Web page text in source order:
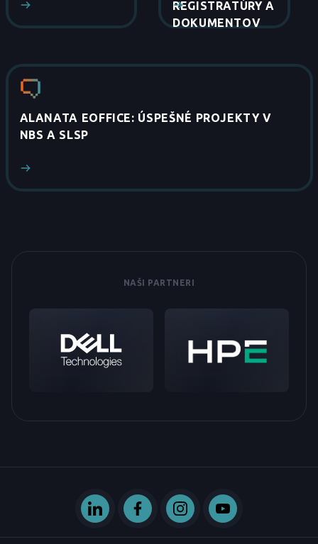
REGISTRATÚRY A
DOKUMENTOV
ALANATA EOFFICE: ÚSPEŠNÉ PROJEKTY V
NBS A SLSP
NAŠI PARTNERI